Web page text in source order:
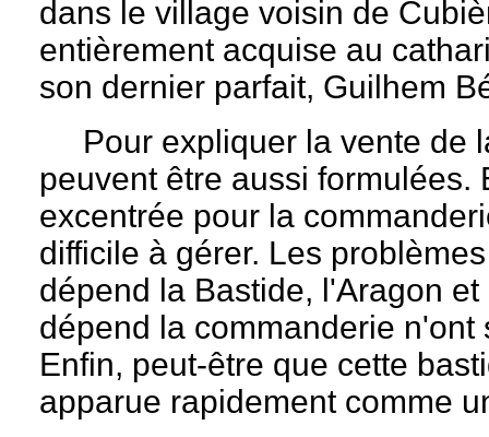
dans le village voisin de
entièrement acquise au
son dernier parfait, Guilhem
Pour expliquer la vente de
peuvent être aussi
excentrée pour la
difficile à gérer. Les
dépend la Bastide, l'Aragon
dépend la commanderie
Enfin, peut-être que cette
apparue rapidement comme